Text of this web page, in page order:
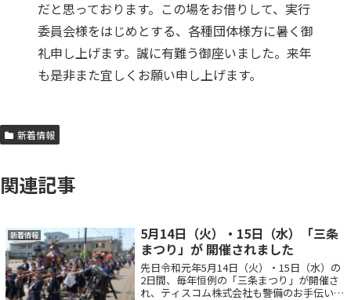
だと思っております。この場をお借りして、実行
委員会様をはじめとする、各種団体様方に暑く御
礼申し上げます。誠に有難う御座いました。来年
も是非また宜しくお願い申し上げます。
新着情報
関連記事
新着情報
5月14日（火）・15日（水）「三条
まつり」が 開催されました
先日令和元年5月14日（火）・15日（水）の
2日間、毎年恒例の「三条まつり」が開催さ
れ、ティスコム株式会社も警備のお手伝いを